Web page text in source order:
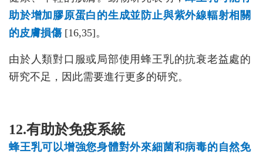
助於增加膠原蛋白的生成並防止與紫外線輻射相關
的皮膚損傷[16,35]。
由於人類對口服或局部使用蜂王乳的抗衰老益處的
研究不足，因此需要進行更多的研究。
12.有助於免疫系統
蜂王乳可以增強您身體對外來細菌和病毒的自然免